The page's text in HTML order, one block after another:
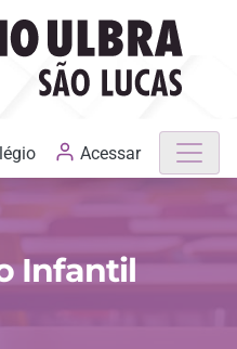
MATRÍCULAS ABERTAS
Acessar
Infantil